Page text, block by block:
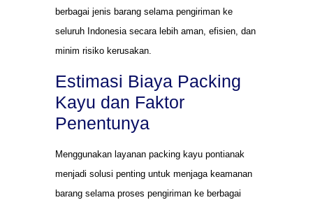
berbagai jenis barang selama pengiriman ke
seluruh Indonesia secara lebih aman, efisien, dan
minim risiko kerusakan.
Estimasi Biaya Packing
Kayu dan Faktor
Penentunya
Menggunakan layanan packing kayu pontianak
menjadi solusi penting untuk menjaga keamanan
barang selama proses pengiriman ke berbagai